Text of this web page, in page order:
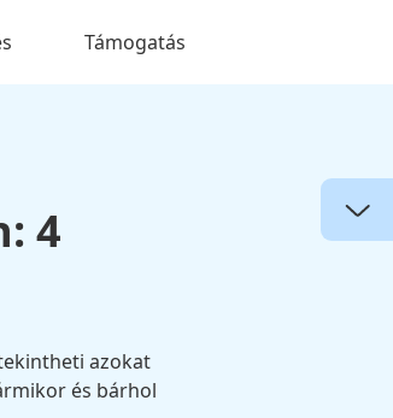
Támogatás
4
azokat
és bárhol